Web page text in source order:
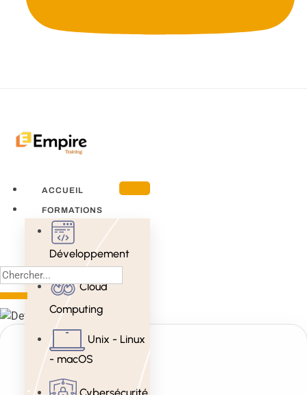
ACCUEIL
FORMATIONS
Développement
Cloud
Computing
Unix - Linux
- macOS